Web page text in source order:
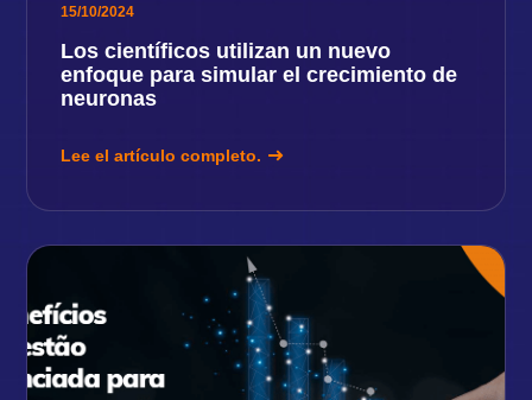
15/10/2024
Los científicos utilizan un nuevo
enfoque para simular el crecimiento de
neuronas
Lee el artículo completo.